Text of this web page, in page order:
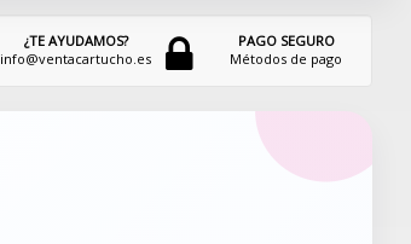
¿TE AYUDAMOS?
info@ventacartucho.es
PAGO SEGURO
Métodos de pago